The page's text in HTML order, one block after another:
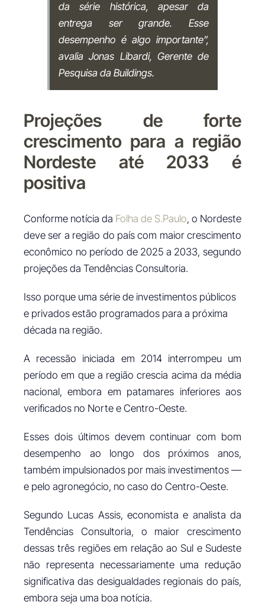
da série histórica, apesar da
entrega ser grande. Esse
desempenho é algo importante”,
avalia Jonas Libardi, Gerente de
Pesquisa da Buildings.
Projeções de forte
crescimento para a região
Nordeste até 2033 é
positiva
Conforme notícia da Folha de S.Paulo, o Nordeste
deve ser a região do país com maior crescimento
econômico no período de 2025 a 2033, segundo
projeções da Tendências Consultoria.
Isso porque uma série de investimentos públicos
e privados estão programados para a próxima
década na região.
A recessão iniciada em 2014 interrompeu um
período em que a região crescia acima da média
nacional, embora em patamares inferiores aos
verificados no Norte e Centro-Oeste.
Esses dois últimos devem continuar com bom
desempenho ao longo dos próximos anos,
também impulsionados por mais investimentos —
e pelo agronegócio, no caso do Centro-Oeste.
Segundo Lucas Assis, economista e analista da
Tendências Consultoria, o maior crescimento
dessas três regiões em relação ao Sul e Sudeste
não representa necessariamente uma redução
significativa das desigualdades regionais do país,
embora seja uma boa notícia.